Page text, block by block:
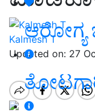
ಆರೋಗ್ಯ
Kalmesh T
Updated on: 27